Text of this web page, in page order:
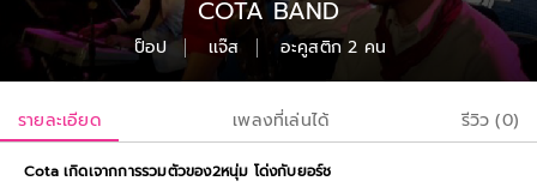
COTA BAND
ป็อป เเจ๊ส อะคูสติก 2 คน
รายละเอียด เพลงที่เล่นได้ รีวิว (0)
Cota เกิดเจากการรวมตัวของ2หนุ่ม โด่งกับยอร์ช